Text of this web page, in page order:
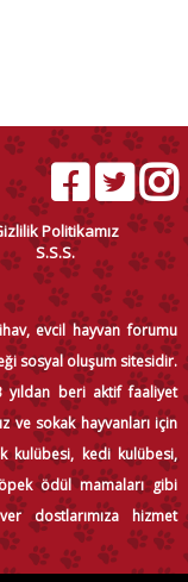
Politikamız
S.S.S.
evcil hayvan forumu
sosyal oluşum sitesidir.
yıldan beri aktif faaliyet
ve sokak hayvanları için
kulübesi, kedi kulübesi,
ödül mamaları gibi
dostlarımıza hizmet